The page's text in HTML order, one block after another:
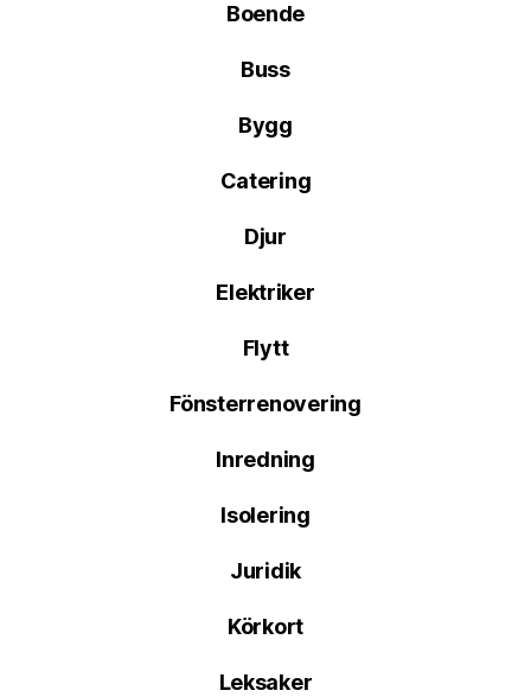
Boende
Buss
Bygg
Catering
Djur
Elektriker
Flytt
Fönsterrenovering
Inredning
Isolering
Juridik
Körkort
Leksaker